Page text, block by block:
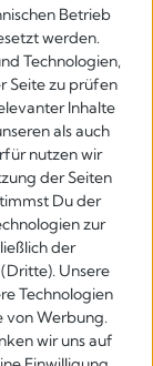
Betrieb
werden.
Technologien,
Seite zu prüfen
Inhalte
als auch
nutzen wir
der Seiten
Du der
zur
der
Unsere
Technologien
von Werbung.
wir uns auf